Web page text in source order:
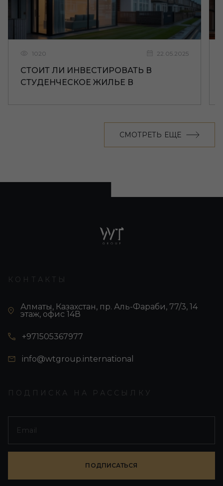
1020 22.05.2025
СТОИТ ЛИ ИНВЕСТИРОВАТЬ В
СТУДЕНЧЕСКОЕ ЖИЛЬЕ В
СМОТРЕТЬ ЕЩЕ
КОНТАКТЫ
Алматы, Казахстан, пр. Аль-Фараби, 77/3, 14
этаж, офис 14В
+971505367977
info@wtgroup.international
ПОДПИСКА НА РАССЫЛКУ
ПОДПИСАТЬСЯ